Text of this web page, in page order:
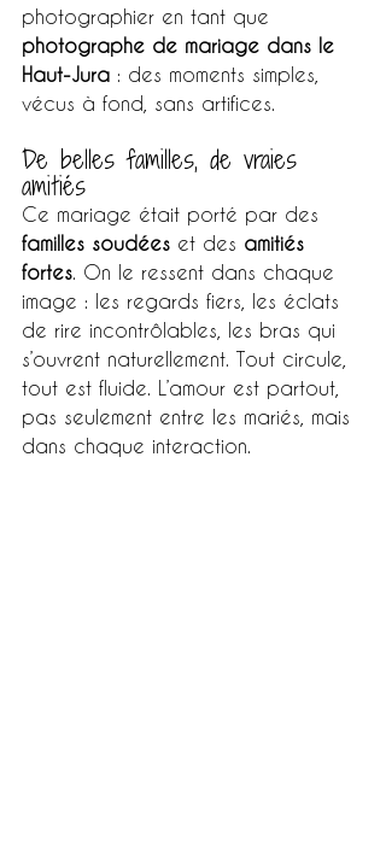
photographier en tant que
photographe de mariage dans le
Haut-Jura : des moments simples,
vécus à fond, sans artifices.
De belles familles, de vraies
amitiés
Ce mariage était porté par des
familles soudées et des amitiés
fortes. On le ressent dans chaque
image : les regards fiers, les éclats
de rire incontrôlables, les bras qui
s’ouvrent naturellement. Tout circule,
tout est fluide. L’amour est partout,
pas seulement entre les mariés, mais
dans chaque interaction.